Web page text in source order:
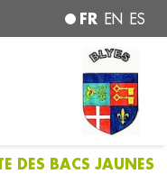
FR EN ES
DES BACS JAUNES